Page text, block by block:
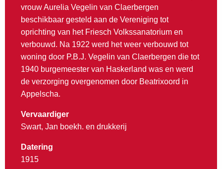
vrouw Aurelia Vegelin van Claerbergen
beschikbaar gesteld aan de Vereniging tot
oprichting van het Friesch Volkssanatorium en
verbouwd. Na 1922 werd het weer verbouwd tot
woning door P.B.J. Vegelin van Claerbergen die tot
1940 burgemeester van Haskerland was en werd
de verzorging overgenomen door Beatrixoord in
Appelscha.
Vervaardiger
Swart, Jan boekh. en drukkerij
Datering
1915